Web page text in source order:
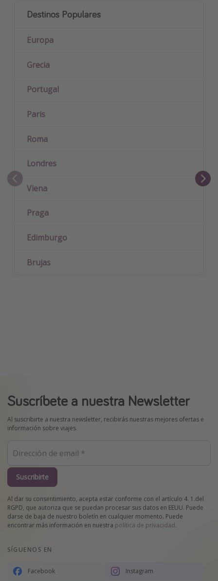
Destinos Populares
Europa
Grecia
Portugal
Paris
Roma
Londres
Viena
Praga
Edimburgo
Brujas
Suscríbete a nuestra Newsletter
Al suscribirte a nuestra newsletter, recibirás nuestras mejores ofertas e
información sobre viajes.
Suscribirte
Al dar su consentimiento, acepta estar conforme con el artículo 4. 1.del
RGPD, que autoriza que se puedan procesar sus datos en EEUU. Puede
darse de baja de nuestro boletín en cualquier momento. Puede
encontrar más información en nuestra política de privacidad.
SÍGUENOS EN
Facebook Instagram